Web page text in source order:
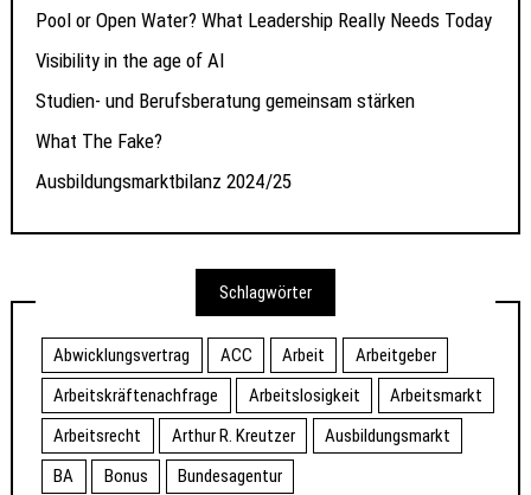
Pool or Open Water? What Leadership Really Needs Today
Visibility in the age of AI
Studien- und Berufsberatung gemeinsam stärken
What The Fake?
Ausbildungsmarktbilanz 2024/25
Schlagwörter
Abwicklungsvertrag ACC Arbeit
Arbeitgeber
Arbeitskräftenachfrage
Arbeitslosigkeit
Arbeitsmarkt
Arbeitsrecht
Arthur R. Kreutzer
Ausbildungsmarkt
BA
Bonus
Bundesagentur